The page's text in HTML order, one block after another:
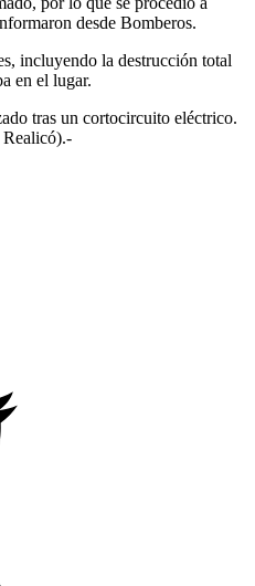
desde Bomberos.
incluyendo la destrucción total
en el lugar.
tras un cortocircuito eléctrico.